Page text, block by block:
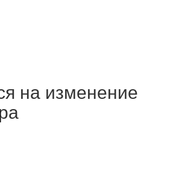
на изменение